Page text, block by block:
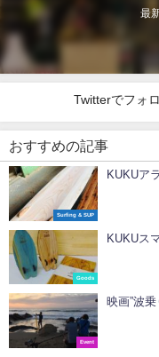
最
Twitterでフォ
おすすめの記事
Surfing & SUP
Goods
KUKUス
Event
映画”波